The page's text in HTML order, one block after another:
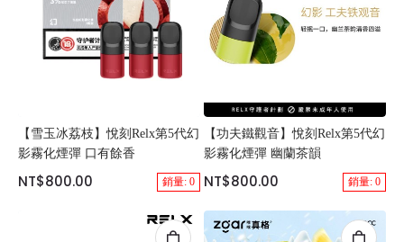
【雪玉冰荔枝】悅刻Relx第5代幻
影霧化煙彈 口有餘香
NT$800.00 銷量: 0
【功夫鐵觀音】悅刻Relx第5代幻
影霧化煙彈 幽蘭茶韻
NT$800.00 銷量: 0